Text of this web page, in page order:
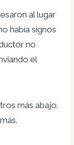
al lugar
había signos
no
el
más abajo.